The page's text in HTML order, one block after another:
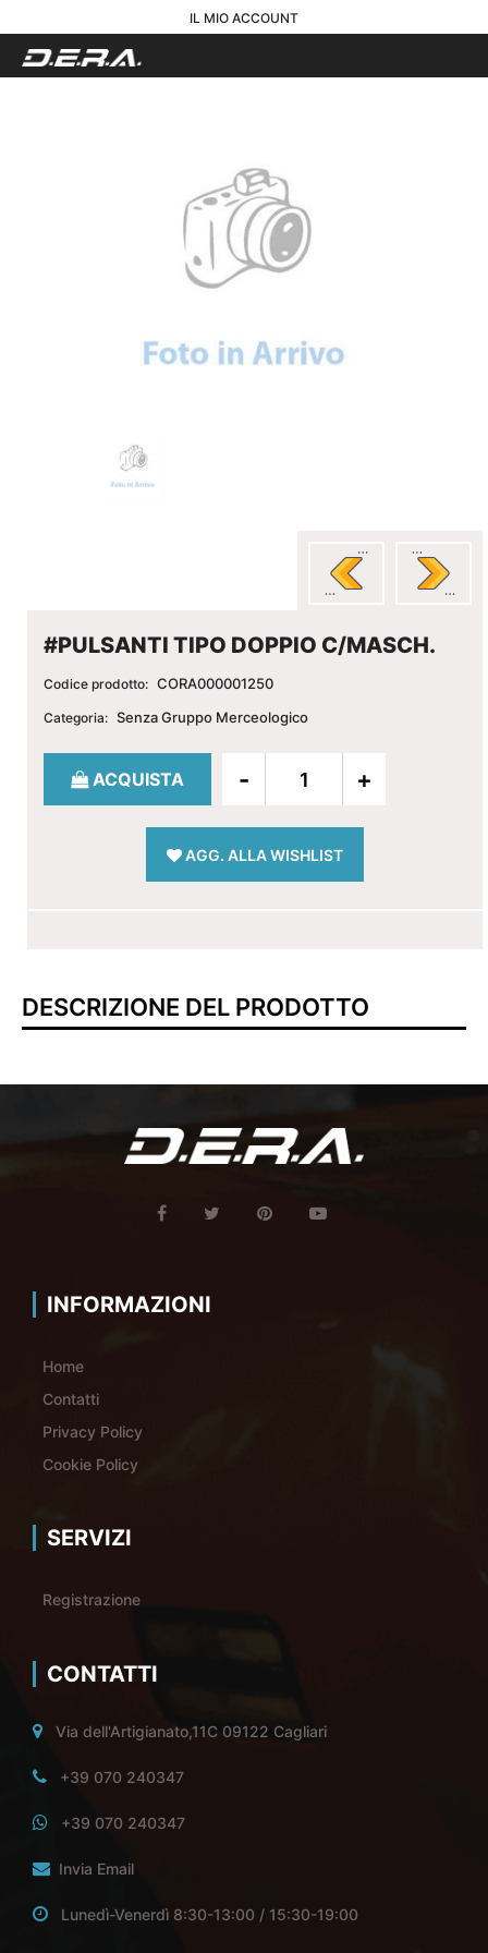
IL MIO ACCOUNT
#PULSANTI TIPO DOPPIO C/MASCH.
Codice prodotto: CORA000001250
Categoria: Senza Gruppo Merceologico
Quantità
ACQUISTA
AGG. ALLA WISHLIST
DESCRIZIONE DEL PRODOTTO
INFORMAZIONI
Home
Contatti
Privacy Policy
Cookie Policy
SERVIZI
Registrazione
CONTATTI
Via dell'Artigianato,11C 09122 Cagliari
+39 070 240347
+39 070 240347
Invia Email
Lunedì-Venerdì 8:30-13:00 / 15:30-19:00